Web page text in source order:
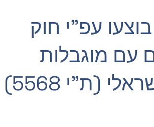
עפ"י חוק
עם מוגבלות
והמלצות התקן הישראלי (ת"י 5568)